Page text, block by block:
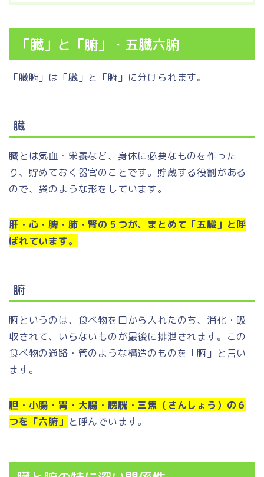
「臓」と「腑」・五臓六腑
「臓腑」は「臓」と「腑」に分けられます。
臓
臓とは気血・栄養など、身体に必要なものを作った
り、貯めておく器官のことです。貯蔵する役割がある
ので、袋のような形をしています。
肝・心・脾・肺・腎の５つが、まとめて「五臓」と呼
ばれています。
腑
腑というのは、食べ物を口から入れたのち、消化・吸
収されて、いらないものが最後に排泄されます。この
食べ物の通路・管のような構造のものを「腑」と言い
ます。
胆・小腸・胃・大腸・膀胱・三焦（さんしょう）の６
つを「六腑」 と呼んでいます。